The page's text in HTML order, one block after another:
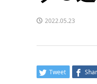
2022.05.23
Tweet